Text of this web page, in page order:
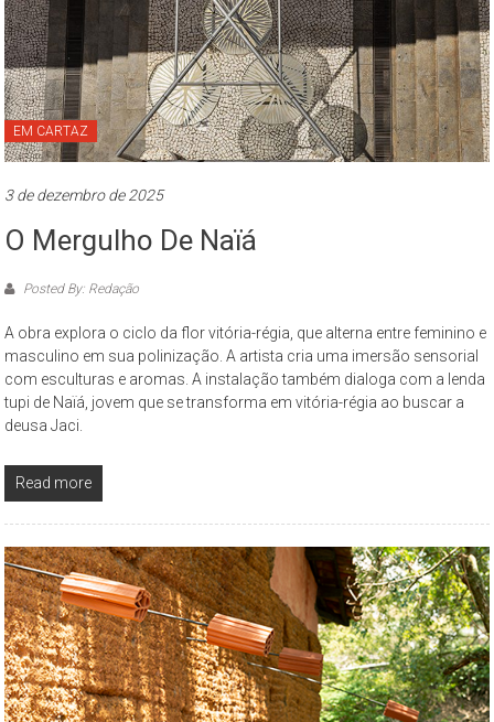
da
perspectiva
cultural
e
ambiental.
EM CARTAZ
3 de dezembro de 2025
O Mergulho De Naïá
Posted By: Redação
A obra explora o ciclo da flor vitória-régia, que alterna entre feminino e
masculino em sua polinização. A artista cria uma imersão sensorial
com esculturas e aromas. A instalação também dialoga com a lenda
tupi de Naïá, jovem que se transforma em vitória-régia ao buscar a
deusa Jaci.
Read more